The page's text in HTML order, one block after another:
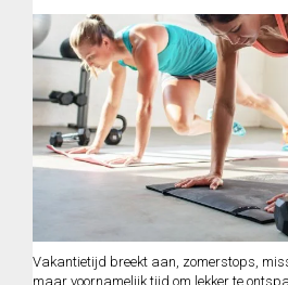
Vakantietijd breekt aan, zomerstops,
maar voornamelijk tijd om lekker te